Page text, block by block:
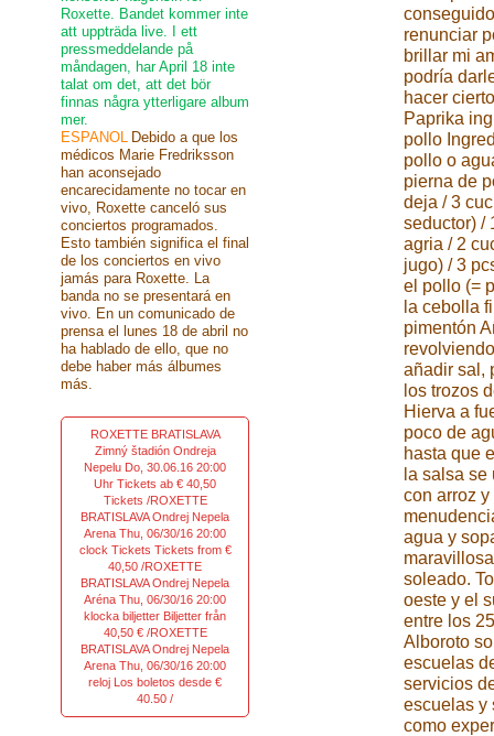
renunciar
brillar mi
podría
hacer
Paprika
pollo
pollo o
pierna de
deja / 3
seductor) /
agria / 2
jugo) / 3
el pollo (=
la cebolla
pimentón
añadir sal,
los trozos
Hierva a
poco de
hasta que
la salsa
con arroz
agua y
soleado.
oeste y el
entre los
Alboroto
escuelas
servicios
escuelas y
como
Roxette. Bandet kommer inte
att uppträda live. I ett
pressmeddelande på
måndagen, har April 18 inte
talat om det, att det bör
finnas några ytterligare album
mer.
ESPANOL Debido a que los
médicos Marie Fredriksson
han aconsejado
encarecidamente no tocar en
vivo, Roxette canceló sus
conciertos programados.
Esto también significa el final
de los conciertos en vivo
jamás para Roxette. La
banda no se presentará en
vivo. En un comunicado de
prensa el lunes 18 de abril no
ha hablado de ello, que no
debe haber más álbumes
más.
ROXETTE BRATISLAVA
Zimný štadión Ondreja
Nepelu Do, 30.06.16 20:00
Uhr Tickets ab € 40,50
Tickets /ROXETTE
BRATISLAVA Ondrej Nepela
Arena Thu, 06/30/16 20:00
clock Tickets Tickets from €
40,50 /ROXETTE
BRATISLAVA Ondrej Nepela
Aréna Thu, 06/30/16 20:00
klocka biljetter Biljetter från
40,50 € /ROXETTE
BRATISLAVA Ondrej Nepela
Arena Thu, 06/30/16 20:00
reloj Los boletos desde €
40.50 /